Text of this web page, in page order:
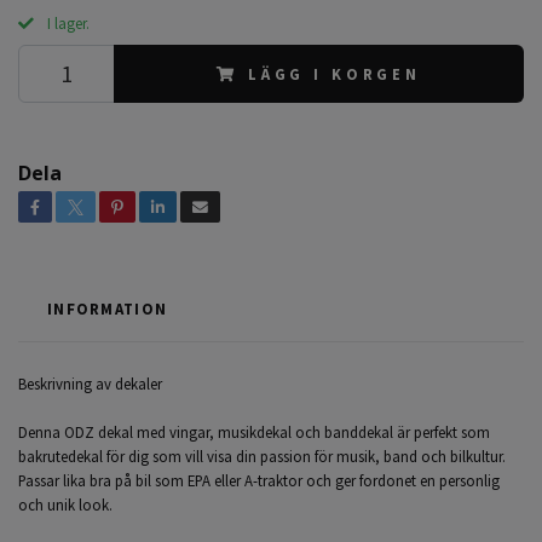
I lager.
LÄGG I KORGEN
Dela
INFORMATION
Beskrivning av dekaler
Denna ODZ dekal med vingar, musikdekal och banddekal är perfekt som
bakrutedekal för dig som vill visa din passion för musik, band och bilkultur.
Passar lika bra på bil som EPA eller A-traktor och ger fordonet en personlig
och unik look.